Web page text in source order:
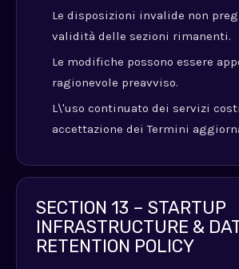
Le disposizioni invalide non
validità delle sezioni rimanenti.
Le modifiche possono essere
ragionevole preavviso.
L\'uso continuato dei servizi
accettazione dei Termini
SECTION 13 – STARTUP
INFRASTRUCTURE &
RETENTION POLICY